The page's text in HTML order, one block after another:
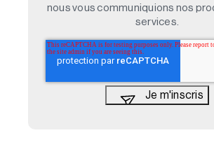
nous vous communiquions nos
services.